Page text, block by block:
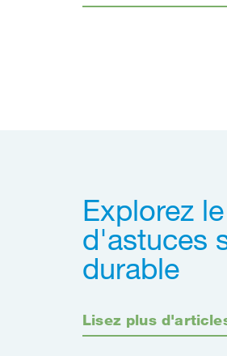
Explorez
d'astuces
durable
Lisez plus